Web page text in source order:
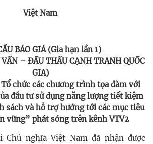
Việt Nam
BÁO GIÁ (Gia hạn lần 1)
– ĐẤU THẦU CẠNH TRANH QUỐC
GIA)
Tổ chức các chương trình tọa đàm với
đầu tư sử dụng năng lượng tiết kiệm
sách và hỗ trợ hướng tới các mục tiêu
vững” phát sóng trên kênh VTV2
Chủ nghĩa Việt Nam đã nhận được